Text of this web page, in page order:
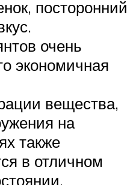
посторонний
очень
экономичная
вещества,
на
также
в отличном